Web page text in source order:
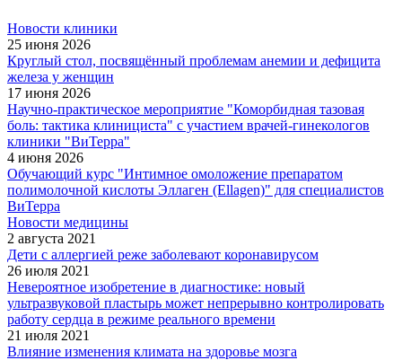
Новости клиники
25 июня 2026
Круглый стол, посвящённый проблемам анемии и дефицита
железа у женщин
17 июня 2026
Научно-практическое мероприятие "Коморбидная тазовая
боль: тактика клинициста" с участием врачей-гинекологов
клиники "ВиТерра"
4 июня 2026
Обучающий курс "Интимное омоложение препаратом
полимолочной кислоты Эллаген (Ellagen)" для специалистов
ВиТерра
Новости медицины
2 августа 2021
Дети с аллергией реже заболевают коронавирусом
26 июля 2021
Невероятное изобретение в диагностике: новый
ультразвуковой пластырь может непрерывно контролировать
работу сердца в режиме реального времени
21 июля 2021
Влияние изменения климата на здоровье мозга